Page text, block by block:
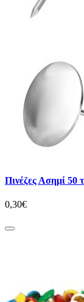
Πινέζες Ασημί 50
0,30€